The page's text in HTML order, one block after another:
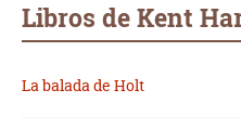
Libros de Kent
La balada de Holt